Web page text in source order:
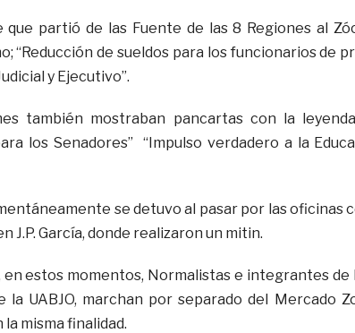
partió de las Fuente de las 8 Regiones al
“Reducción de sueldos para los funcionarios de
y Ejecutivo”.
también mostraban pancartas con la
los Senadores” “Impulso verdadero a la
se detuvo al pasar por las oficinas
J.P. García, donde realizaron un mitin.
estos momentos, Normalistas e integrantes de
la UABJO, marchan por separado del Mercado
la misma finalidad.